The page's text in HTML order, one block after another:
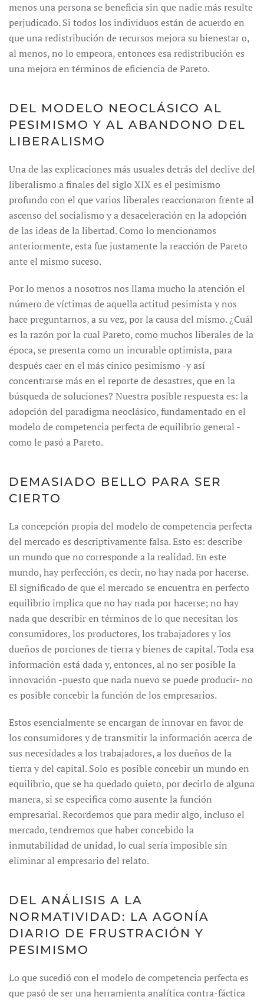
menos una persona se beneficia sin que nadie más resulte
perjudicado. Si todos los individuos están de acuerdo en
que una redistribución de recursos mejora su bienestar o,
al menos, no lo empeora, entonces esa redistribución es
una mejora en términos de eficiencia de Pareto.
DEL MODELO NEOCLÁSICO AL
PESIMISMO Y AL ABANDONO DEL
LIBERALISMO
Una de las explicaciones más usuales detrás del declive del
liberalismo a finales del siglo XIX es el pesimismo
profundo con el que varios liberales reaccionaron frente al
ascenso del socialismo y a desaceleración en la adopción
de las ideas de la libertad. Como lo mencionamos
anteriormente, esta fue justamente la reacción de Pareto
ante el mismo suceso.
Por lo menos a nosotros nos llama mucho la atención el
número de víctimas de aquella actitud pesimista y nos
hace preguntarnos, a su vez, por la causa del mismo. ¿Cuál
es la razón por la cual Pareto, como muchos liberales de la
época, se presenta como un incurable optimista, para
después caer en el más cínico pesimismo -y así
concentrarse más en el reporte de desastres, que en la
búsqueda de soluciones? Nuestra posible respuesta es: la
adopción del paradigma neoclásico, fundamentado en el
modelo de competencia perfecta de equilibrio general -
como le pasó a Pareto.
DEMASIADO BELLO PARA SER
CIERTO
La concepción propia del modelo de competencia perfecta
del mercado es descriptivamente falsa. Esto es: describe
un mundo que no corresponde a la realidad. En este
mundo, hay perfección, es decir, no hay nada por hacerse.
El significado de que el mercado se encuentra en perfecto
equilibrio implica que no hay nada por hacerse; no hay
nada que describir en términos de lo que necesitan los
consumidores, los productores, los trabajadores y los
dueños de porciones de tierra y bienes de capital. Toda esa
información está dada y, entonces, al no ser posible la
innovación -puesto que nada nuevo se puede producir- no
es posible concebir la función de los empresarios.
Estos esencialmente se encargan de innovar en favor de
los consumidores y de transmitir la información acerca de
sus necesidades a los trabajadores, a los dueños de la
tierra y del capital. Solo es posible concebir un mundo en
equilibrio, que se ha quedado quieto, por decirlo de alguna
manera, si se especifica como ausente la función
empresarial. Recordemos que para medir algo, incluso el
mercado, tendremos que haber concebido la
inmutabilidad de unidad, lo cual sería imposible sin
eliminar al empresario del relato.
DEL ANÁLISIS A LA
NORMATIVIDAD: LA AGONÍA
DIARIO DE FRUSTRACIÓN Y
PESIMISMO
Lo que sucedió con el modelo de competencia perfecta es
que pasó de ser una herramienta analítica contra-fáctica